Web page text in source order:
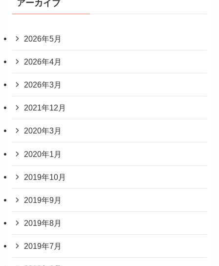
アーカイブ
2026年5月
2026年4月
2026年3月
2021年12月
2020年3月
2020年1月
2019年10月
2019年9月
2019年8月
2019年7月